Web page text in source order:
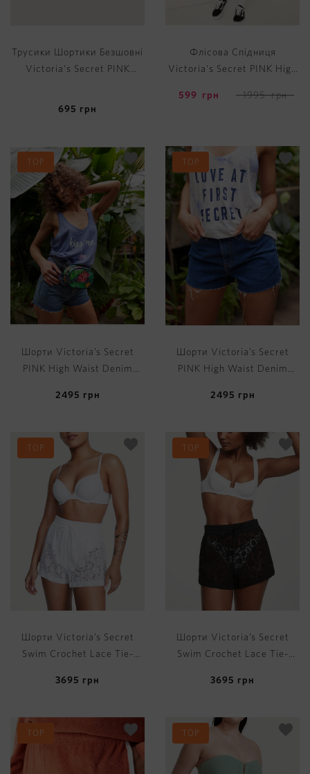
Трусики Шортики Безшовні
Victoria's Secret PINK
695 грн
Флісова Спідниця
Victoria's Secret PINK High
599
грн 1995грн
TOP
Шорти Victoria’s Secret
PINK High Waist Denim
2495 грн
TOP
Шорти Victoria’s Secret
PINK High Waist Denim
2495 грн
TOP
Шорти Victoria’s Secret
Swim Crochet Lace Tie-
3695 грн
TOP
Шорти Victoria’s Secret
Swim Crochet Lace Tie-
3695 грн
TOP TOP